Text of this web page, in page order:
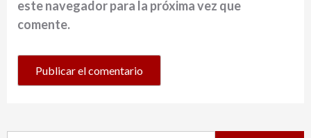
este navegador para la próxima vez que
comente.